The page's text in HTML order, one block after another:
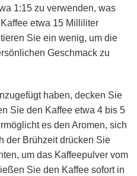
1:15 zu verwenden, was
etwa 15 Milliliter
Sie ein wenig, um die
Geschmack zu
haben, decken Sie
Sie den Kaffee etwa 4 bis 5
es den Aromen, sich
der Brühzeit drücken Sie
um das Kaffeepulver vom
Sie den Kaffee sofort in